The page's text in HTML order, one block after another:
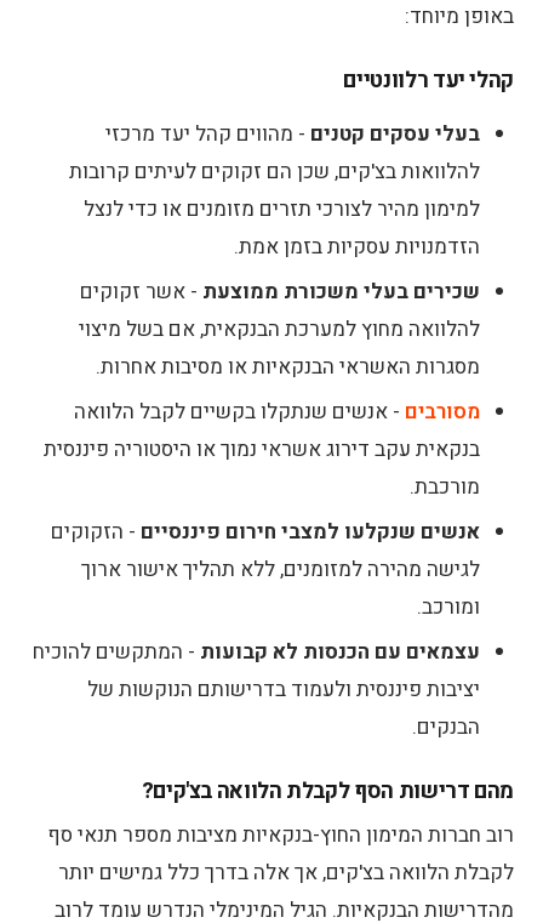
באופן מיוחד:
קהלי יעד רלוונטיים
בעלי עסקים קטנים - מהווים קהל יעד מרכזי
להלוואות בצ'קים, שכן הם זקוקים לעיתים קרובות
למימון מהיר לצורכי תזרים מזומנים או כדי לנצל
הזדמנויות עסקיות בזמן אמת.
שכירים בעלי משכורת ממוצעת - אשר זקוקים
להלוואה מחוץ למערכת הבנקאית, אם בשל מיצוי
מסגרות האשראי הבנקאיות או מסיבות אחרות.
מסורבים - אנשים שנתקלו בקשיים לקבל הלוואה
בנקאית עקב דירוג אשראי נמוך או היסטוריה פיננסית
מורכבת.
אנשים שנקלעו למצבי חירום פיננסיים - הזקוקים
לגישה מהירה למזומנים, ללא תהליך אישור ארוך
ומורכב.
עצמאים עם הכנסות לא קבועות - המתקשים להוכיח
יציבות פיננסית ולעמוד בדרישותם הנוקשות של
הבנקים.
מהם דרישות הסף לקבלת הלוואה בצ'קים?
רוב חברות המימון החוץ-בנקאיות מציבות מספר תנאי סף
לקבלת הלוואה בצ'קים, אך אלה בדרך כלל גמישים יותר
מהדרישות הבנקאיות. הגיל המינימלי הנדרש עומד לרוב